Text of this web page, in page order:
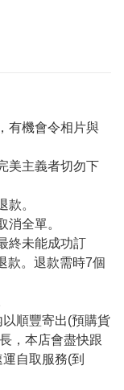
機會令相片與
主義者切勿下
。
全單。
未能成功訂
款。退款需時7個
順豐寄出(預購貨
，本店會盡快跟
自取服務(到